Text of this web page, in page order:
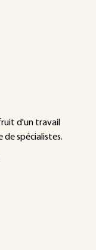
d'un travail
spécialistes.